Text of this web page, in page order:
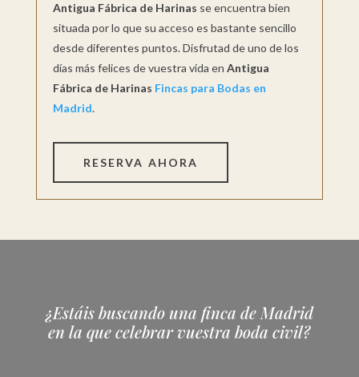
Antigua Fábrica de Harinas se encuentra bien
situada por lo que su acceso es bastante sencillo
desde diferentes puntos. Disfrutad de uno de los
días más felices de vuestra vida en Antigua
Fábrica de Harinas Fincas para Bodas en
Madrid.
RESERVA AHORA
¿Estáis buscando una finca de Madrid
en la que celebrar vuestra boda civil?